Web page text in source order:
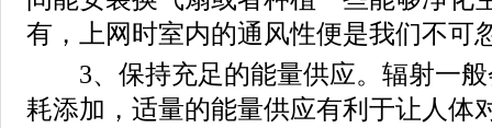
有，上网时室内的通风性便是我们不可
3、保持充足的能量供应。辐射一般
耗添加，适量的能量供应有利于让人体